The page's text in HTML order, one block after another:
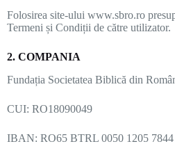
Folosirea site-ului www.sbro.ro
Termeni și Condiții de către utilizator.
2. COMPANIA
Fundația Societatea Biblică din
CUI: RO18090049
IBAN: RO65 BTRL 0050 1205